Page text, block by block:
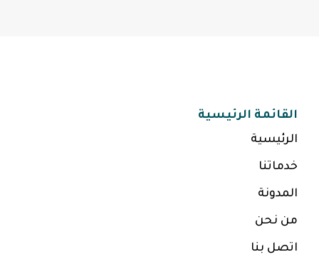
القائمة الرئيسية
الرئيسية
خدماتنا
المدونة
من نحن
اتصل بنا